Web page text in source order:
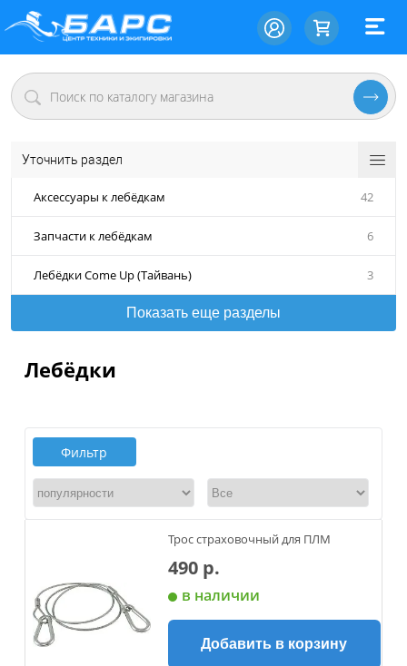
Уточнить раздел
Аксессуары к лебёдкам 42
Запчасти к лебёдкам 6
Лебёдки Come Up (Тайвань) 3
Показать еще разделы
Лебёдки
Фильтр
Трос страховочный для ПЛМ
490 р.
в наличии
Добавить в корзину